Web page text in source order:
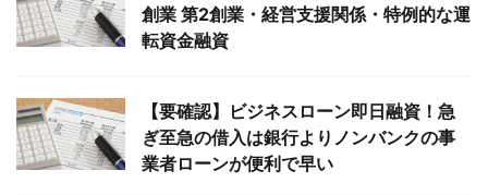
創業 第2創業・経営支援関係・特例的な運
転資金融資
【要確認】ビジネスローン即日融資！急
ぎ至急の借入は銀行よりノンバンクの事
業者ローンが便利で早い